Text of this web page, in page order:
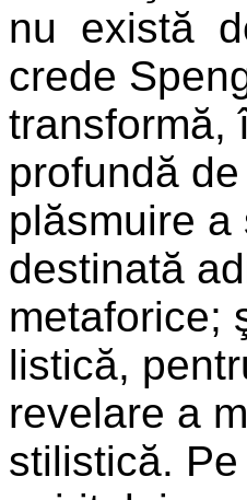
nu există
crede
profundă
plăsmuire
destinată
metaforice;
listică,
revelare a
stilistică.